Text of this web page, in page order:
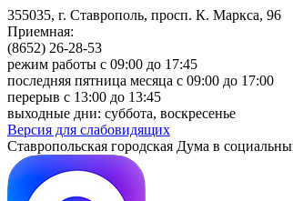
355035, г. Ставрополь, просп. К. Маркса, 96
Приемная:
(8652) 26-28-53
режим работы с 09:00 до 17:45
последняя пятница месяца с 09:00 до 17:00
перерыв с 13:00 до 13:45
выходные дни: суббота, воскресенье
Версия для слабовидящих
Ставропольская городская Дума в